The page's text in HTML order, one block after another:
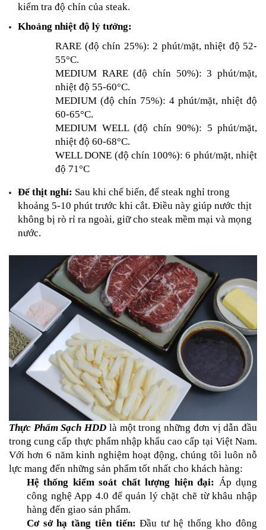
kiểm tra độ chín của steak.
Khoảng nhiệt độ lý tưởng:
RARE (độ chín 25%): 2 phút/mặt, nhiệt độ 52-
55°C.
MEDIUM RARE (độ chín 50%): 3 phút/mặt,
nhiệt độ 55-60°C.
MEDIUM (độ chín 75%): 4 phút/mặt, nhiệt độ
60-65°C.
MEDIUM WELL (độ chín 90%): 5 phút/mặt,
nhiệt độ 60-68°C.
WELL DONE (độ chín 100%): 6 phút/mặt, nhiệt
độ 71°C
Để thịt nghỉ: Sau khi chế biến, để steak nghỉ trong
khoảng 5-10 phút trước khi cắt. Điều này giúp nước thịt
không bị rò rỉ ra ngoài, giữ cho steak mềm mại và mọng
nước.
Thực Phẩm Sạch HDD là một trong những đơn vị dẫn đầu
trong cung cấp thực phẩm nhập khẩu cao cấp tại Việt Nam.
Với hơn 6 năm kinh nghiệm hoạt động, chúng tôi luôn nỗ
lực mang đến những sản phẩm tốt nhất cho khách hàng:
Hệ thống kiểm soát chất lượng hiện đại: Áp dụng
công nghệ App 4.0 để quản lý chặt chẽ từ khâu nhập
hàng đến giao sản phẩm.
Cơ sở hạ tầng tiên tiến: Đầu tư hệ thống kho đông